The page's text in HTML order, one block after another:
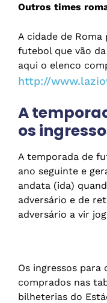
Outros times
A cidade de Roma
futebol que vão
aqui o elenco
http://
A
os
A temporada de
ano seguinte e
andata (ida)
adversário e de
adversário a vir
Os ingressos
comprados nas
bilheterias do